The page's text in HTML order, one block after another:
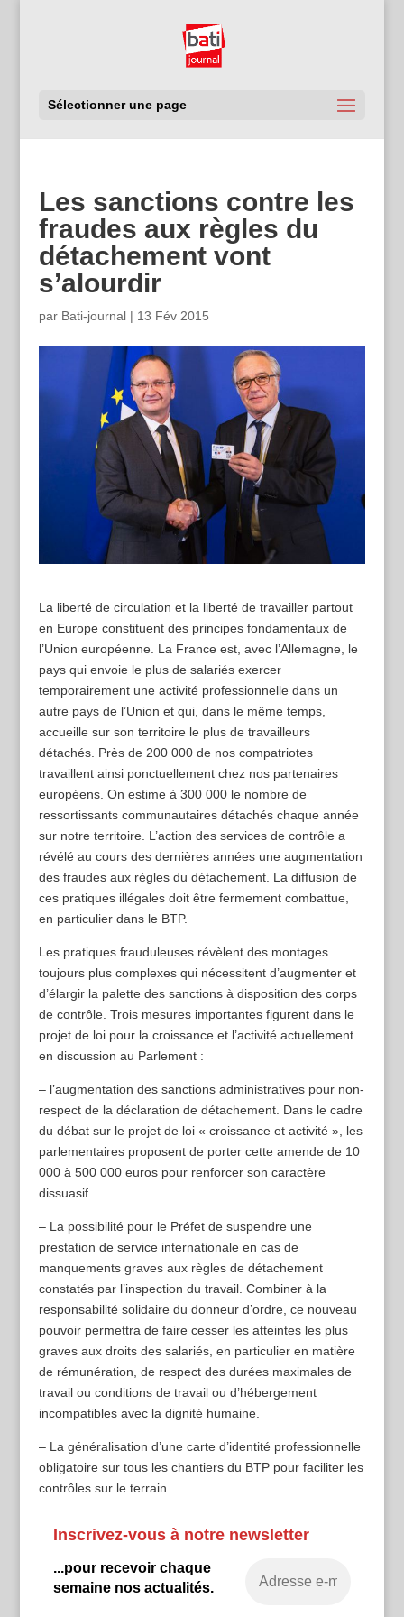
Sélectionner une page
Les sanctions contre les
fraudes aux règles du
détachement vont
s’alourdir
par Bati-journal| 13 Fév 2015
L a liberté de circulation et la liberté de travailler partout
en Europe constituent des principes fondamentaux de
l’Union européenne. La France est, avec l’Allemagne, le
pays qui envoie le plus de salariés exercer
temporairement une activité professionnelle dans un
autre pays de l’Union et qui, dans le même temps,
accueille sur son territoire le plus de travailleurs
détachés. Près de 200 000 de nos compatriotes
travaillent ainsi ponctuellement chez nos partenaires
européens. On estime à 300 000 le nombre de
ressortissants communautaires détachés chaque année
sur notre territoire. L’action des services de contrôle a
révélé au cours des dernières années une augmentation
des fraudes aux règles du détachement. La diffusion de
ces pratiques illégales doit être fermement combattue,
en particulier dans le BTP.
Les pratiques frauduleuses révèlent des montages
toujours plus complexes qui nécessitent d’augmenter et
d’élargir la palette des sanctions à disposition des corps
de contrôle. Trois mesures importantes figurent dans le
projet de loi pour la croissance et l’activité actuellement
en discussion au Parlement :
– l’augmentation des sanctions administratives pour non-
respect de la déclaration de détachement. Dans le cadre
du débat sur le projet de loi « croissance et activité », les
parlementaires proposent de porter cette amende de 10
000 à 500 000 euros pour renforcer son caractère
dissuasif.
– La possibilité pour le Préfet de suspendre une
prestation de service internationale en cas de
manquements graves aux règles de détachement
constatés par l’inspection du travail. Combiner à la
responsabilité solidaire du donneur d’ordre, ce nouveau
pouvoir permettra de faire cesser les atteintes les plus
graves aux droits des salariés, en particulier en matière
de rémunération, de respect des durées maximales de
travail ou conditions de travail ou d’hébergement
incompatibles avec la dignité humaine.
– La généralisation d’une carte d’identité professionnelle
obligatoire sur tous les chantiers du BTP pour faciliter les
contrôles sur le terrain.
Inscrivez-vous à notre newsletter
...pour recevoir chaque
semaine nos actualités.